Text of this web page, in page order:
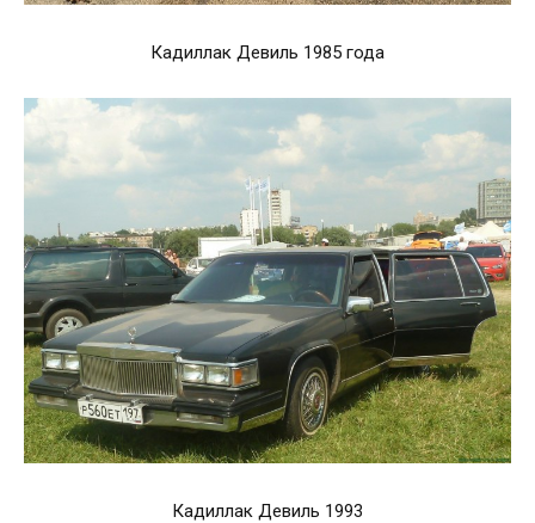
Кадиллак Девиль 1985 года
Кадиллак Девиль 1993